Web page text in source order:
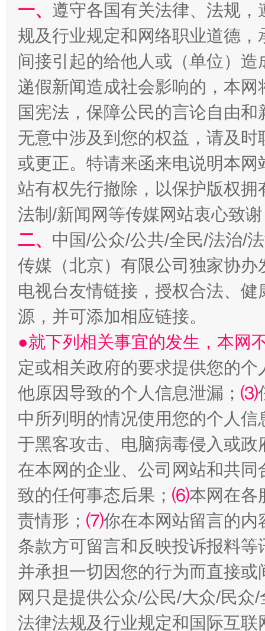
法徽映军营 权益有保障
一批国家标准开始实施 从
以产业富民促振兴 酒
从幼儿园到大学，有这些资助 “
一、 遵守各国有关法律、法规
规及行业规定和网络职业道德
间接引起的给他人或（单位）
递假新闻造成社会影响的，本
国宪法，保障公民的言论自由
无意中涉及到您的权益，请及
或更正。特请来函来电说明本
站有权先行撤除，以保护版权
法制/新闻网等传媒网站衷心致
二、 中国/公众/公共/全民/法治/
传媒（北京）有限公司独家协
电视台友情链接，授权合法、
源，并可添加相应链接。
●就下列相关事宜的发生，本网
定或相关政府的要求提供您的个
他原因导致的个人信息泄漏； ⑶
中所列明的情况使用您的个人
于黑客攻击、电脑病毒侵入或
在本网的企业、公司网站和共
致的任何事态后果； ⑹本网在各
责情形； ⑺你在本网站留言的内
条款方可留言和反映投诉报料
并承担一切因您的行为而直接
网只是提供公众/公民/大众/民
法律法规及行业规定和国际互